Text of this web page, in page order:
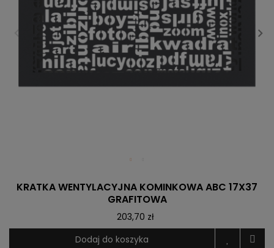
KRATKA WENTYLACYJNA KOMINKOWA ABC 17X37
GRAFITOWA
203,70 zł
Dodaj do koszyka